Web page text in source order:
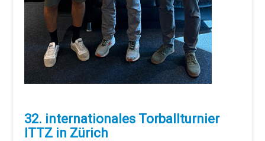
32. internationales Torballturnier
ITTZ in Zürich